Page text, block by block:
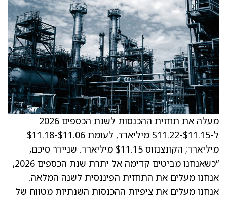
מעלה את תחזית ההכנסות לשנת הכספים 2026
ל-$11.15-$11.22 מיליארד, לעומת $11.06-$11.18
מיליארד; הקונצנזוס $11.15 מיליארד. שניידר סיכם,
“כשאנחנו מביטים קדימה אל יתרת שנת הכספים 2026,
אנחנו מעלים את התחזית הפיננסית לשנה המלאה.
אנחנו מעלים את ציפיות ההכנסות השנתיות מטווח של